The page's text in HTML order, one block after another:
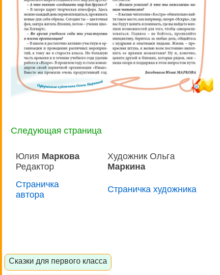
Следующая страница
Юлия Маркова
Редактор
Художник Ольга
Маркина
Страничка
автора
Страничка художника
Сказки для первого класса